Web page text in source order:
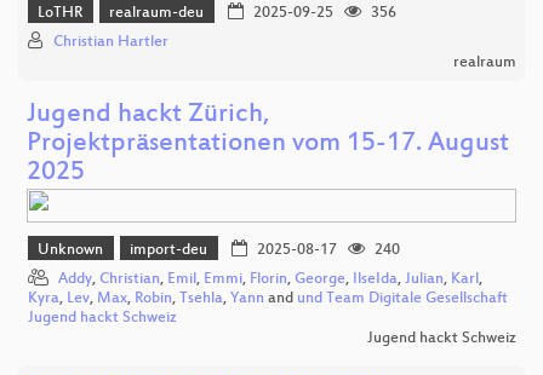
LoTHR realraum-deu 2025-09-25
356
Christian Hartler
realraum
Jugend hackt Zürich,
Projektpräsentationen vom 15-17. August
2025
Unknown import-deu 2025-08-17
240
Addy, Christian, Emil, Emmi, Florin, George, IlseIda, Julian, Karl,
Kyra, Lev, Max, Robin, Tsehla, Yann and und Team Digitale Gesellschaft
Jugend hackt Schweiz
Jugend hackt Schweiz